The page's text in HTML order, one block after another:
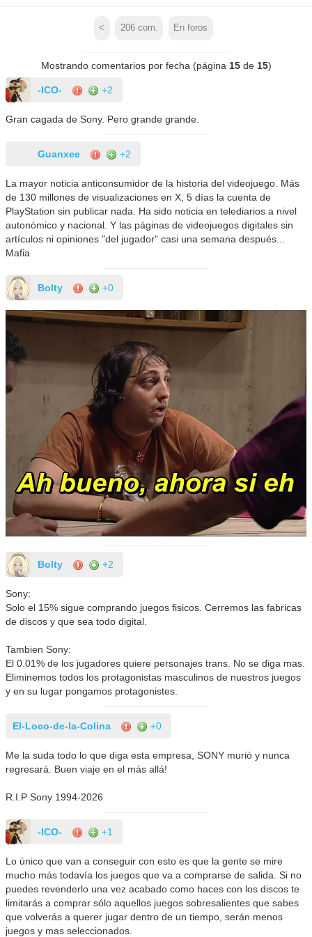
< 206com. En foros
Mostrando comentarios por fecha (página 15de 15)
-ICO- +2
Gran cagada de Sony. Pero grande grande.
Guanxee +2
La mayor noticia anticonsumidor de la historia del videojuego. Más
de 130 millones de visualizaciones en X, 5 días la cuenta de
PlayStation sin publicar nada. Ha sido noticia en telediarios a nivel
autonómico y nacional. Y las páginas de videojuegos digitales sin
artículos ni opiniones "del jugador" casi una semana después...
Mafia
Bolty +0
Bolty +2
Sony:
Solo el 15% sigue comprando juegos fisicos. Cerremos las fabricas
de discos y que sea todo digital.
Tambien Sony:
El 0.01% de los jugadores quiere personajes trans. No se diga mas.
Eliminemos todos los protagonistas masculinos de nuestros juegos
y en su lugar pongamos protagonistes.
El-Loco-de-la-Colina +0
Me la suda todo lo que diga esta empresa, SONY murió y nunca
regresará. Buen viaje en el más allá!
R.I.P Sony 1994-2026
-ICO- +1
Lo único que van a conseguir con esto es que la gente se mire
mucho más todavía los juegos que va a comprarse de salida. Si no
puedes revenderlo una vez acabado como haces con los discos te
limitarás a comprar sólo aquellos juegos sobresalientes que sabes
que volverás a querer jugar dentro de un tiempo, serán menos
juegos y mas seleccionados.